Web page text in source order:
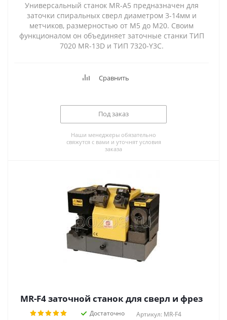
Универсальный станок MR-A5 предназначен для
заточки спиральных сверл диаметром 3-14мм и
метчиков, размерностью от М5 до М20. Своим
функционалом он объединяет заточные станки ТИП
7020 MR-13D и ТИП 7320-Y3C.
Сравнить
Под заказ
Наши менеджеры обязательно
свяжутся с вами и уточнят условия
заказа
MR-F4 заточной станок для сверл и фрез
Достаточно Артикул: MR-F4